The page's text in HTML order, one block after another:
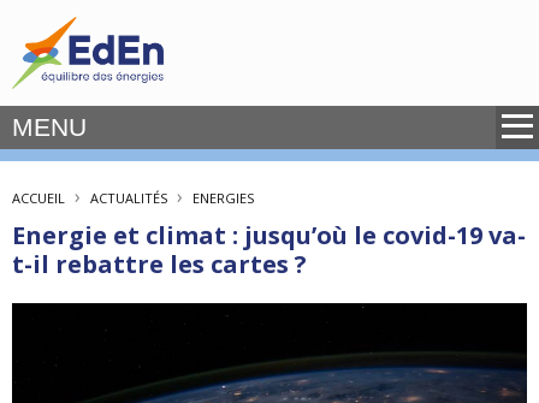
MENU
ACCUEIL › ACTUALITÉS › ENERGIES
Energie et climat : jusqu’où le covid-19 va-
t-il rebattre les cartes ?